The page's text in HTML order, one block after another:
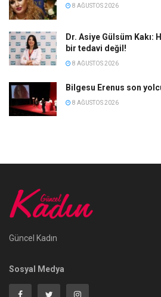
8 AĞUSTOS 2026
Dr. Asiye Gülsüm Kakı:
bir tedavi değil!
8 AĞUSTOS 2026
Bilgesu Erenus son
8 AĞUSTOS 2026
Güncel Kadın
Sosyal Medya